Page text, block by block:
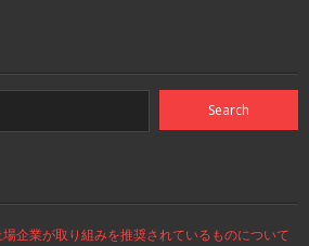
企業が取り組みを推奨されているものについて